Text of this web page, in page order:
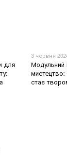
для
3 червня
Модульний
мистецтво:
стає